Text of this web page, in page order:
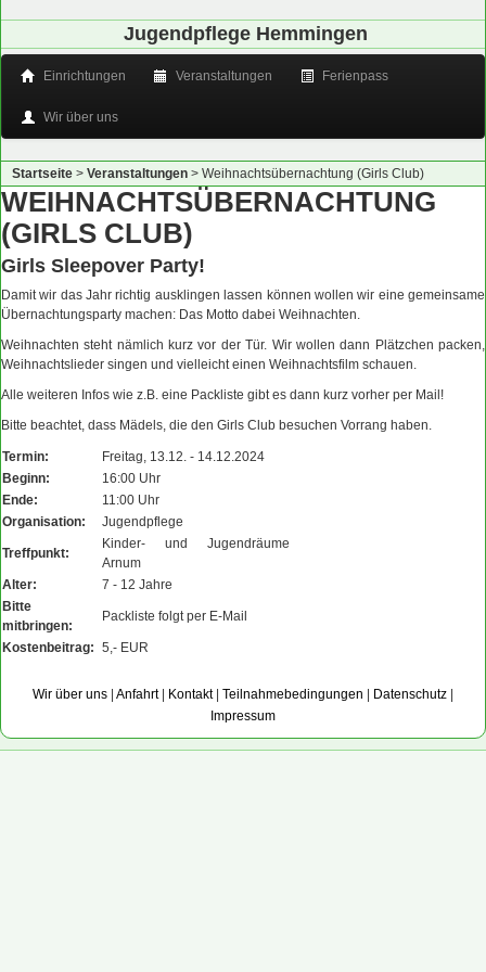
Jugendpflege Hemmingen
Einrichtungen Veranstaltungen Ferienpass
Wir über uns
Startseite > Veranstaltungen > Weihnachtsübernachtung (Girls Club)
WEIHNACHTSÜBERNACHTUNG
(GIRLS CLUB)
Girls Sleepover Party!
Damit wir das Jahr richtig ausklingen lassen können wollen wir eine gemeinsame
Übernachtungsparty machen: Das Motto dabei Weihnachten.
Weihnachten steht nämlich kurz vor der Tür. Wir wollen dann Plätzchen packen,
Weihnachtslieder singen und vielleicht einen Weihnachtsfilm schauen.
Alle weiteren Infos wie z.B. eine Packliste gibt es dann kurz vorher per Mail!
Bitte beachtet, dass Mädels, die den Girls Club besuchen Vorrang haben.
Termin:
Freitag, 13.12. - 14.12.2024
Beginn:
16:00 Uhr
Ende:
11:00 Uhr
Organisation:
Jugendpflege
Treffpunkt:
Kinder- und Jugendräume
Arnum
Alter:
7 - 12 Jahre
Bitte
mitbringen:
Packliste folgt per E-Mail
Kostenbeitrag: 5,- EUR
Wir über uns Anfahrt| Kontakt| Teilnahmebedingungen Datenschutz
Impressum